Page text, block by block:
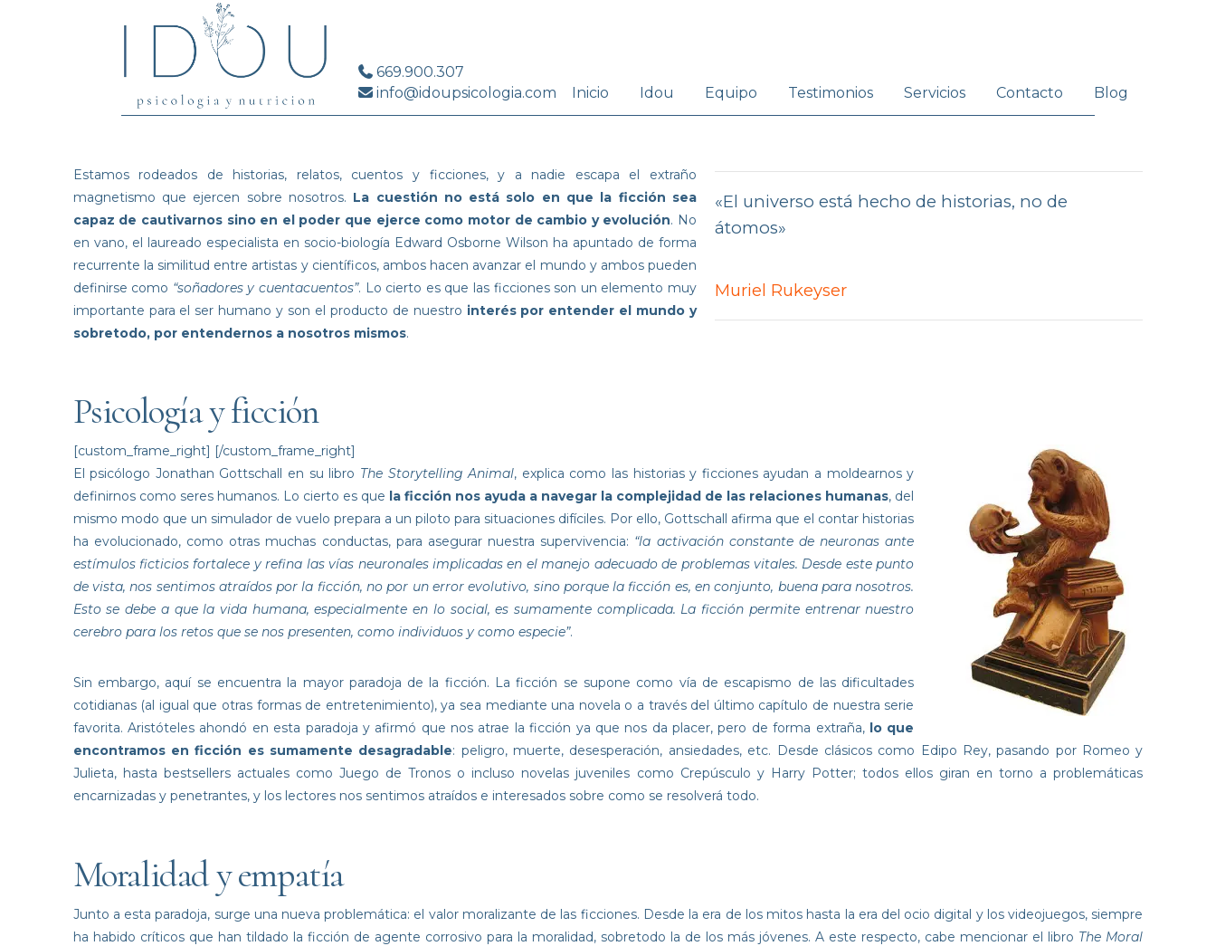
669.900.307
info@idoupsicologia.com
Inicio Idou Equipo Testimonios Servicios Contacto Blog
«El universo está hecho de historias, no de
átomos»
Muriel Rukeyser
Estamos rodeados de historias, relatos, cuentos y ficciones, y a nadie escapa el extraño
magnetismo que ejercen sobre nosotros. La cuestión no está solo en que la ficción sea
capaz de cautivarnos sino en el poder que ejerce como motor de cambio y evolución. No
en vano, el laureado especialista en socio-biología Edward Osborne Wilson ha apuntado de forma
recurrente la similitud entre artistas y científicos, ambos hacen avanzar el mundo y ambos pueden
definirse como “soñadores y cuentacuentos”. Lo cierto es que las ficciones son un elemento muy
importante para el ser humano y son el producto de nuestro interés por entender el mundo y
sobretodo, por entendernos a nosotros mismos.
Psicología y ficción
[custom_frame_right] [/custom_frame_right]
El psicólogo Jonathan Gottschall en su libro The Storytelling Animal, explica como las historias y ficciones ayudan a moldearnos y
definirnos como seres humanos. Lo cierto es que la ficción nos ayuda a navegar la complejidad de las relaciones humanas, del
mismo modo que un simulador de vuelo prepara a un piloto para situaciones difíciles. Por ello, Gottschall afirma que el contar historias
ha evolucionado, como otras muchas conductas, para asegurar nuestra supervivencia: “la activación constante de neuronas ante
estímulos ficticios fortalece y refina las vías neuronales implicadas en el manejo adecuado de problemas vitales. Desde este punto
de vista, nos sentimos atraídos por la ficción, no por un error evolutivo, sino porque la ficción es, en conjunto, buena para nosotros.
Esto se debe a que la vida humana, especialmente en lo social, es sumamente complicada. La ficción permite entrenar nuestro
cerebro para los retos que se nos presenten, como individuos y como especie”.
Sin embargo, aquí se encuentra la mayor paradoja de la ficción. La ficción se supone como vía de escapismo de las dificultades
cotidianas (al igual que otras formas de entretenimiento), ya sea mediante una novela o a través del último capítulo de nuestra serie
favorita. Aristóteles ahondó en esta paradoja y afirmó que nos atrae la ficción ya que nos da placer, pero de forma extraña,lo que
encontramos en ficción es sumamente desagradable: peligro, muerte, desesperación, ansiedades, etc. Desde clásicos como Edipo Rey, pasando por Romeo y
Julieta, hasta bestsellers actuales como Juego de Tronos o incluso novelas juveniles como Crepúsculo y Harry Potter; todos ellos giran en torno a problemáticas
encarnizadas y penetrantes, y los lectores nos sentimos atraídos e interesados sobre como se resolverá todo.
Moralidad y empatía
Junto a esta paradoja, surge una nueva problemática: el valor moralizante de las ficciones. Desde la era de los mitos hasta la era del ocio digital y los videojuegos, siempre
ha habido críticos que han tildado la ficción de agente corrosivo para la moralidad, sobretodo la de los más jóvenes. A este respecto, cabe mencionar el libro The Moral